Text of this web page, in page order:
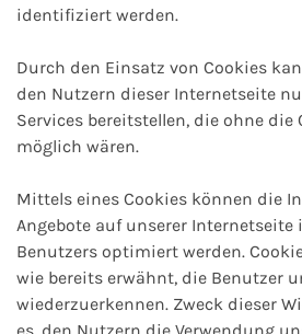
identifiziert werden.
Durch den Einsatz von Cookies
den Nutzern dieser Internetseite
Services bereitstellen, die ohne
möglich wären.
Mittels eines Cookies können die
Angebote auf unserer Internetseite
Benutzers optimiert werden.
wie bereits erwähnt, die Benutzer
wiederzuerkennen. Zweck dieser